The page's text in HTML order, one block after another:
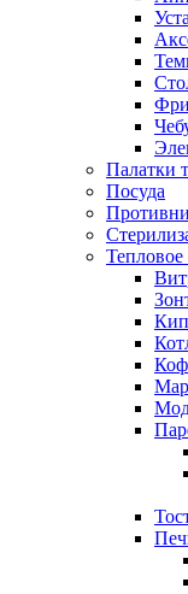
Палатки
Посуда
Противни
Тепловое